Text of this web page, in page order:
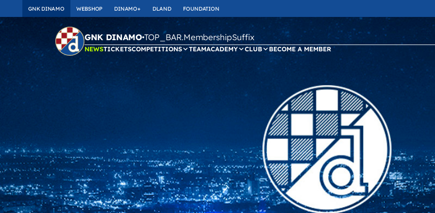
GNK DINAMO WEBSHOP DINAMO+ DLAND FOUNDATION
GNK DINAMO TOP_BAR.MembershipSuffix
NEWSTICKETSCOMPETITIONS TEAMACADEMY CLUB BECOME A MEMBER